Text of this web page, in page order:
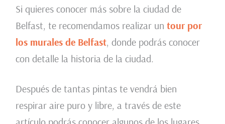
Si quieres conocer más sobre la ciudad de
Belfast, te recomendamos realizar un tour por
los murales de Belfast, donde podrás conocer
con detalle la historia de la ciudad.
Después de tantas pintas te vendrá bien
respirar aire puro y libre, a través de este